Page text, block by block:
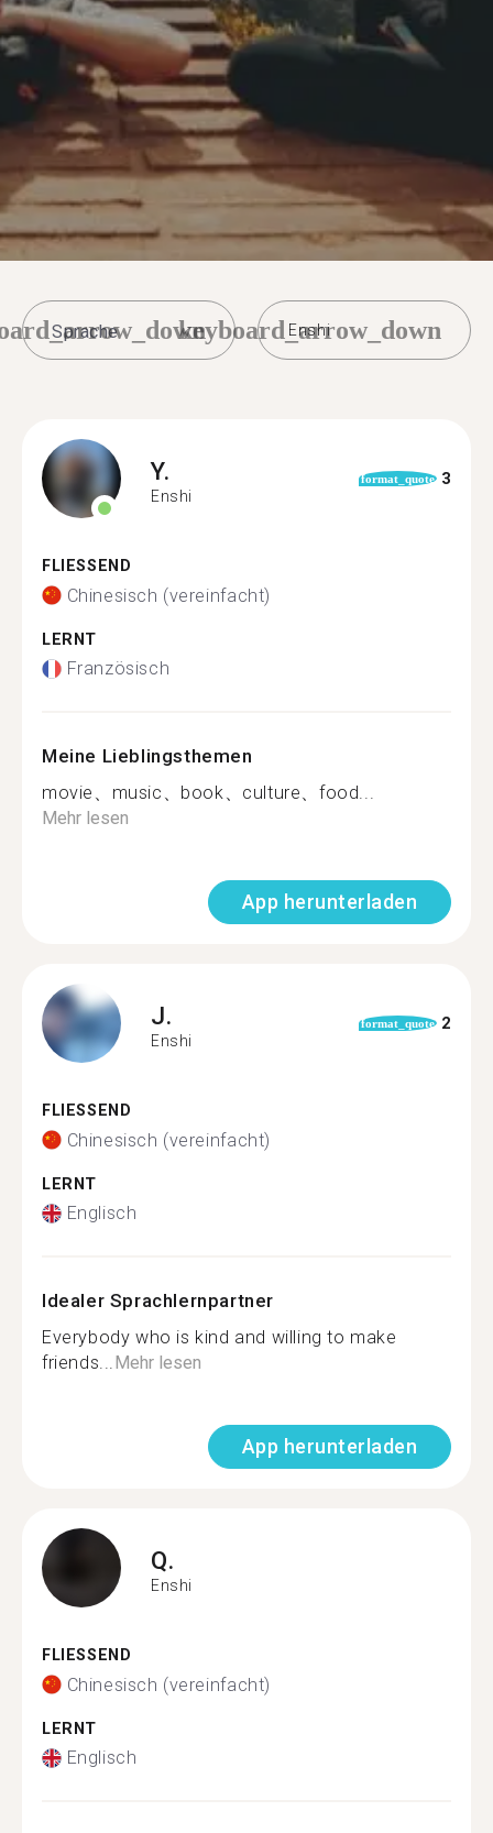
Enshi
keyboard_arrow_down
Y.
Enshi
format_quote 3
FLIESSEND
Chinesisch (vereinfacht)
LERNT
Französisch
Meine Lieblingsthemen
movie、music、book、culture、food...
Mehr lesen
App herunterladen
J.
Enshi
format_quote 2
FLIESSEND
Chinesisch (vereinfacht)
LERNT
Englisch
Idealer Sprachlernpartner
Everybody who is kind and willing to make
friends...Mehr lesen
App herunterladen
Q.
Enshi
FLIESSEND
Chinesisch (vereinfacht)
LERNT
Englisch